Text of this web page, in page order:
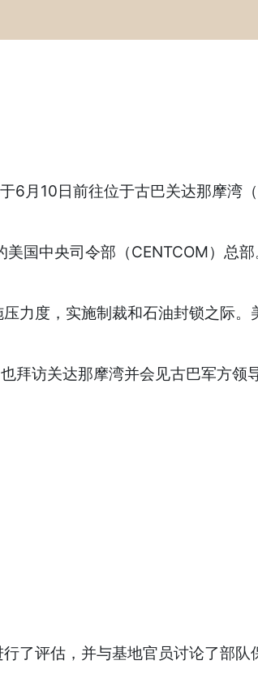
10日前往位于古巴关达那摩湾
中央司令部（CENTCOM）总
度，实施制裁和石油封锁之际。
访关达那摩湾并会见古巴军方领
评估，并与基地官员讨论了部队